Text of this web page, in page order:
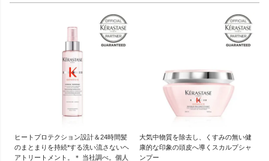
ヒートプロテクション設計＆24時間髪
のまとまりを持続*する洗い流さないヘ
アトリートメント。＊ 当社調べ。個人
大気中物質を除去し、くすみの無い健
康的な印象の頭皮へ導くスカルプシャ
ンプー